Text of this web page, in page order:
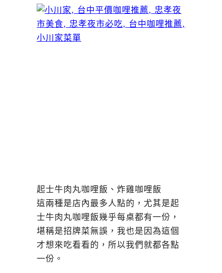
起士牛肉丸咖哩飯、炸雞咖哩飯
這兩種是店內最多人點的，尤其是起
士牛肉丸咖哩飯幾乎每桌都有一份，
堪稱是招牌菜無誤，我也是因為這個
才想來吃看看的，所以我們就都各點
一份。